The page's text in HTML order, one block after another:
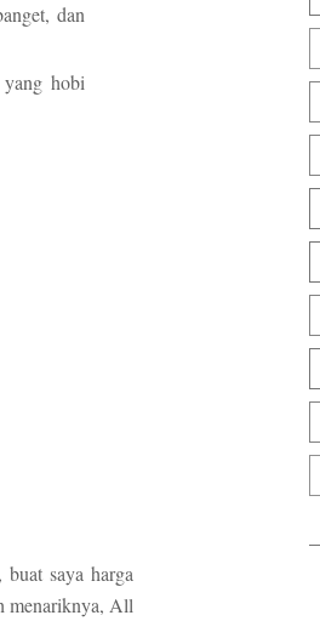
dan
yang hobi
saya harga
menariknya, All